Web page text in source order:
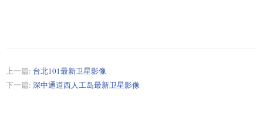
上一篇: 台北101最新卫星影像
下一篇: 深中通道西人工岛最新卫星影像